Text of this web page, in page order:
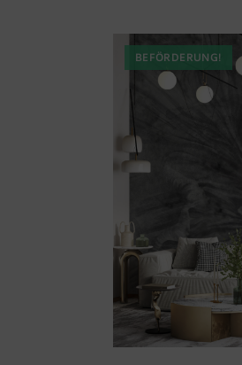
BEFÖRDERUNG!